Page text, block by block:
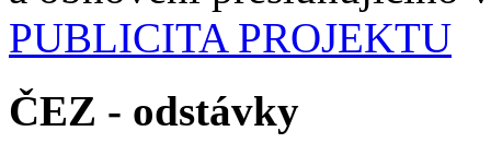
PUBLICITA PROJEKTU
ČEZ - odstávky